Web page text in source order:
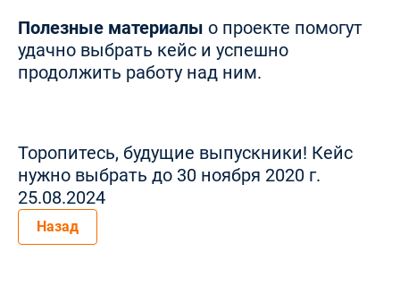
Полезные материалы о проекте помогут
удачно выбрать кейс и успешно
продолжить работу над ним.
Торопитесь, будущие выпускники! Кейс
нужно выбрать до 30 ноября 2020 г.
25.08.2024
Назад